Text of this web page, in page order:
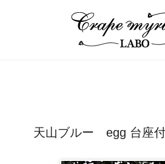
天山ブルー egg 台座